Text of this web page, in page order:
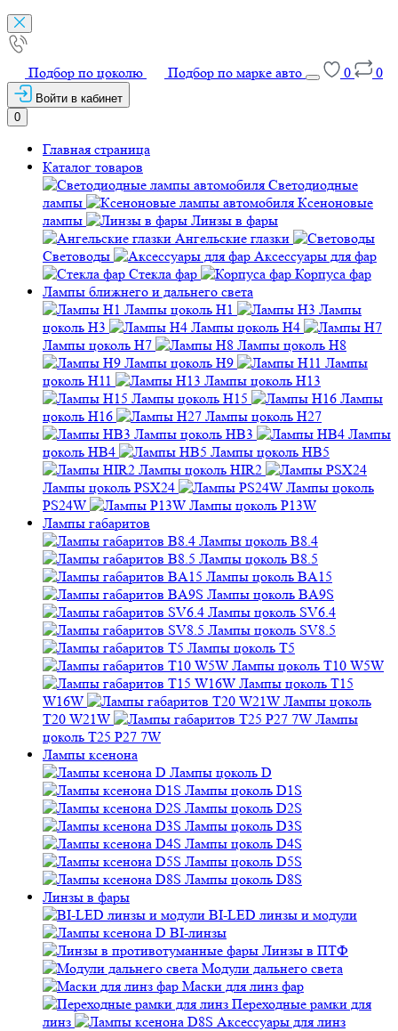
Подбор по цоколю Подбор по марке авто 0 0
Войти в кабинет
0
Главная страница
Каталог товаров
Светодиодные
лампы
Ксеноновые
лампы
Линзы в фары
Ангельские глазки
Световоды
Аксессуары для фар
Стекла фар
Корпуса фар
Лампы ближнего и дальнего света
Лампы цоколь H1
Лампы
цоколь H3
Лампы цоколь H4
Лампы цоколь H7
Лампы цоколь H8
Лампы цоколь H9
Лампы
цоколь H11
Лампы цоколь H13
Лампы цоколь H15
Лампы
цоколь H16
Лампы цоколь H27
Лампы цоколь HB3
Лампы
цоколь HB4
Лампы цоколь HB5
Лампы цоколь HIR2
Лампы цоколь PSX24
Лампы цоколь
PS24W
Лампы цоколь P13W
Лампы габаритов
Лампы цоколь B8.4
Лампы цоколь B8.5
Лампы цоколь BA15
Лампы цоколь BA9S
Лампы цоколь SV6.4
Лампы цоколь SV8.5
Лампы цоколь T5
Лампы цоколь T10 W5W
Лампы цоколь T15
W16W
Лампы цоколь
T20 W21W
Лампы
цоколь T25 P27 7W
Лампы ксенона
Лампы цоколь D
Лампы цоколь D1S
Лампы цоколь D2S
Лампы цоколь D3S
Лампы цоколь D4S
Лампы цоколь D5S
Лампы цоколь D8S
Линзы в фары
BI-LED линзы и модули
BI-линзы
Линзы в ПТФ
Модули дальнего света
Маски для линз фар
Переходные рамки для
линз
Аксессуары для линз